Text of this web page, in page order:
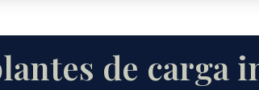
de carga